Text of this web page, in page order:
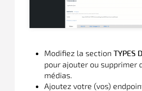
Modifiez la section TYPES
pour ajouter ou supprimer
médias.
Ajoutez votre (vos)